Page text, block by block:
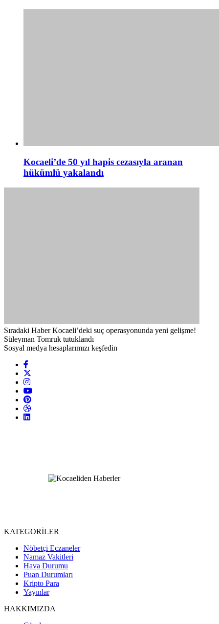
Kocaeli’de 50 yıl hapis cezasıyla aranan
hükümlü yakalandı
Sıradaki Haber Kocaeli’deki suç operasyonunda yeni gelişme!
Süleyman Tomruk tutuklandı
Sosyal medya hesaplarımızı keşfedin
KATEGORİLER
Nöbetçi Eczaneler
Namaz Vakitleri
Hava Durumu
Puan Durumları
Kripto Para
Yayınlar
HAKKIMIZDA